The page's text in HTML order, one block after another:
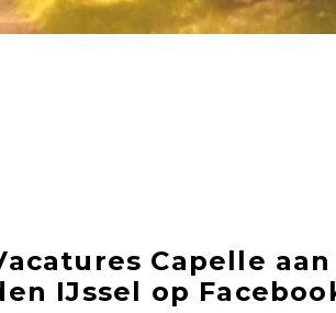
Capelle aan
IJssel op